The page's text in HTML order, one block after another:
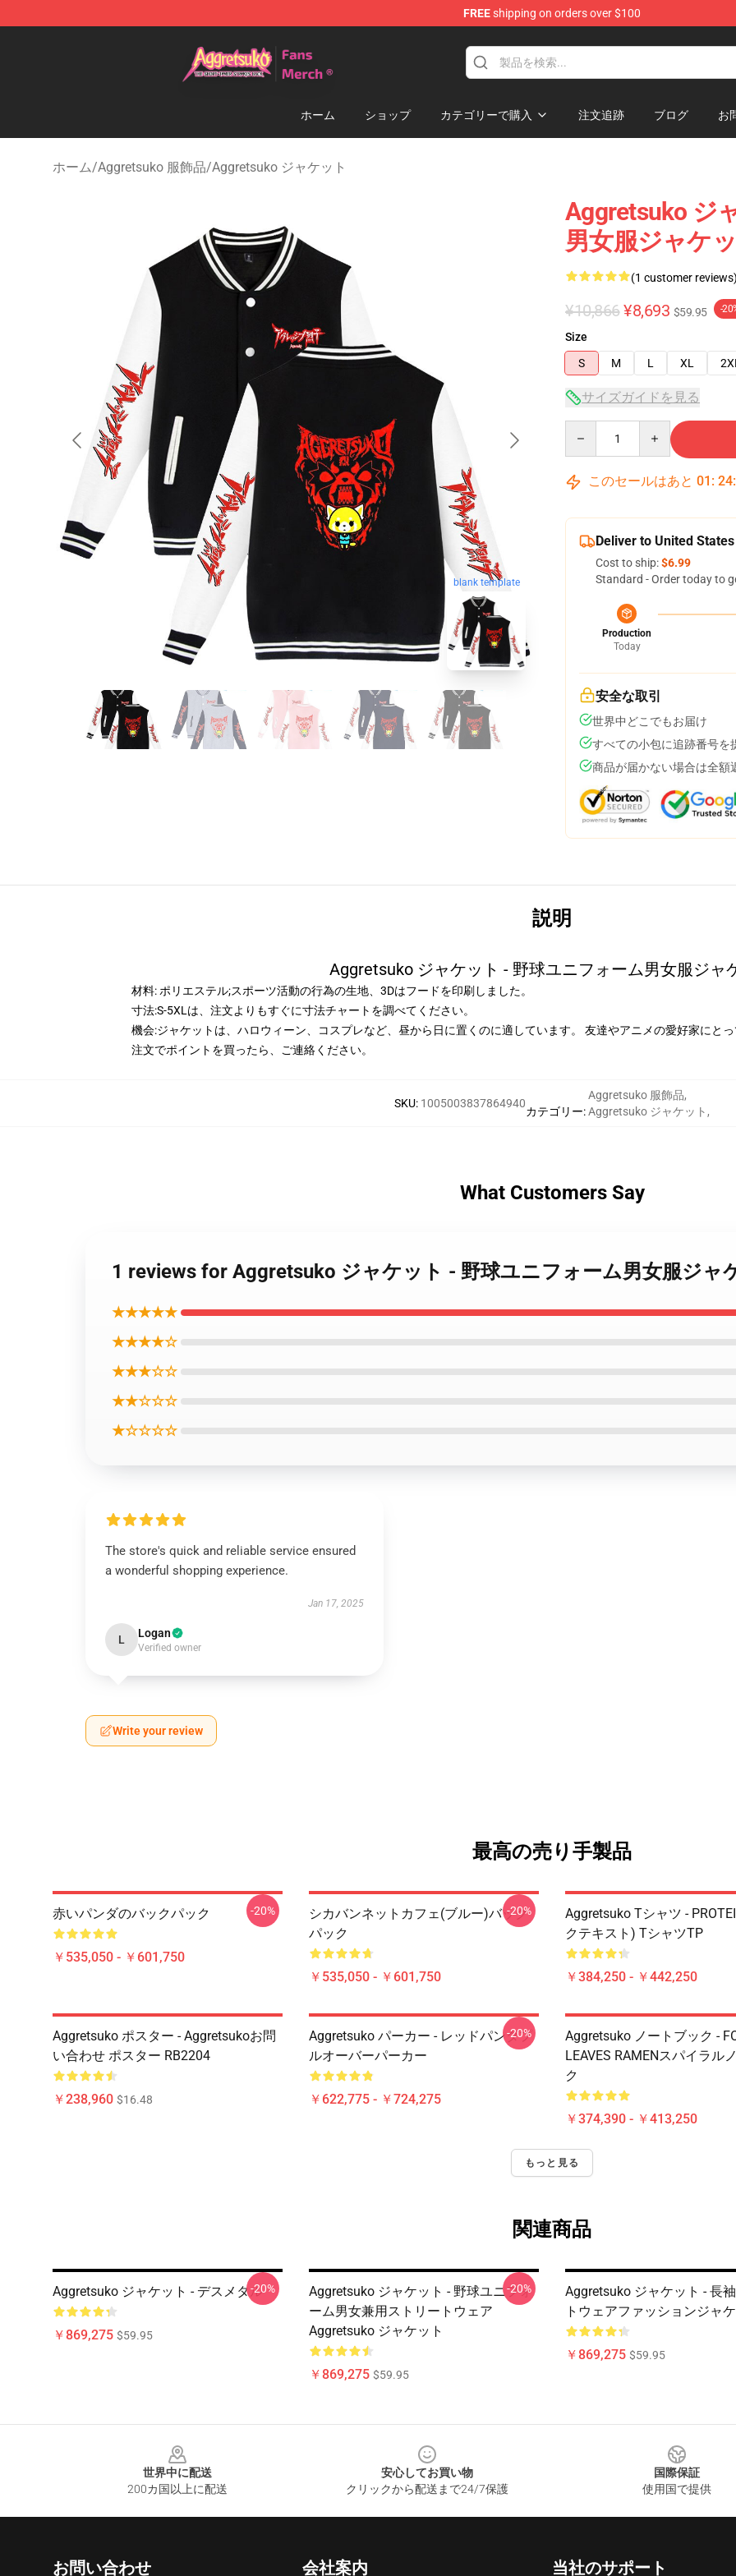
FREEshipping on orders over $100
ホーム ショップ カテゴリーで購入 注文追跡 ブログ お
ホーム/Aggretsuko 服飾品/Aggretsuko ジャケット
blank template
Aggretsuko ジ
男女服ジャケ
(1 customer reviews)
¥10,866¥8,693 $59.95 -
Size
S
M L XL 2XL
サイズガイドを見る
このセールはあと 01 : 24:
Deliver to United States
Cost to ship:$6.99
Standard - Order today to
Production
Today
安全な取引
世界中どこでもお届け
すべての小包に追跡番号を
商品が届かない場合は全額
説明
Aggretsuko ジャケット - 野球ユニフォーム男女服ジャ
材料: ポリエステル;スポーツ活動の行為の生地、3Dはフードを印刷しました。
寸法:S-5XLは、注文よりもすぐに寸法チャートを調べてください。
機会:ジャケットは、ハロウィーン、コスプレなど、昼から日に置くのに適しています。 友達やアニメの愛好家にとっ
注文でポイントを買ったら、ご連絡ください。
SKU: 1005003837864940
カテゴリー:
Aggretsuko 服飾品,
Aggretsuko ジャケット ,
What Customers Say
1 reviews for Aggretsuko ジャケット - 野球ユニフォーム男女服ジャ
★★★★★
★★★★☆
★★★☆☆
★★☆☆☆
★☆☆☆☆
The store's quick and reliable service ensured
a wonderful shopping experience.
Jan 17, 2025
L Logan
Verified owner
Write your review
最高の売り手製品
赤いパンダのバックパック
￥535,050 - ￥601,750
-20%
シカバンネットカフェ(ブルー)バック
パック
￥535,050 - ￥601,750
-20%
Aggretsuko Tシャツ -
クテキスト) TシャツTP
￥384,250 - ￥442,250
Aggretsuko ポスター - Aggretsukoお問
い合わせ ポスター RB2204
￥238,960 $16.48
Aggretsuko パーカー - レッドパンダプ
ルオーバーパーカー
￥622,775 - ￥724,275
-20%
Aggretsuko ノートブック -
LEAVES RAMENスパイラル
ク
￥374,390 - ￥413,250
もっと見る
関連商品
Aggretsuko ジャケット - デスメタル
￥869,275 $59.95
-20%
Aggretsuko ジャケット - 野球ユニフォ
ーム男女兼用ストリートウェア
Aggretsuko ジャケット
￥869,275 $59.95
-20%
Aggretsuko ジャケット - 長
トウェアファッションジャ
￥869,275 $59.95
世界中に配送
200カ国以上に配送
安心してお買い物
クリックから配送まで24/7保護
国際保証
使用国で提供
お問い合わせ 会社案内 当社のサポート